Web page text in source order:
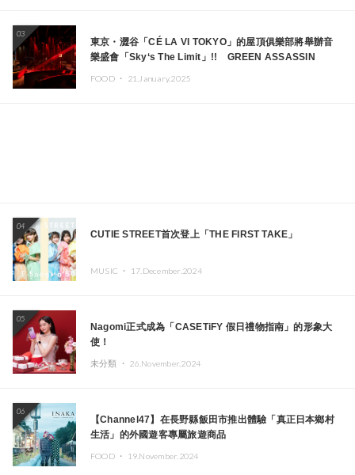
03
東京・澀谷「CÉ LA VI TOKYO」的屋頂俱樂部將舉辦音
樂盛會「Sky‘s The Limit」!! GREEN ASSASSIN
FOOD ・ 21.January.2025
04
CUTIE STREET首次登上「THE FIRST TAKE」
MUSIC ・ 17.December.2024
05
Nagomi正式成為「CASETiFY 假日禮物指南」的形象大
使！
未分類 ・ 26.November.2024
06
【Channel47】在長野縣飯田市推出體驗「真正日本鄉村
生活」的外國遊客專屬旅遊商品
FOOD ・ 19.November.2024